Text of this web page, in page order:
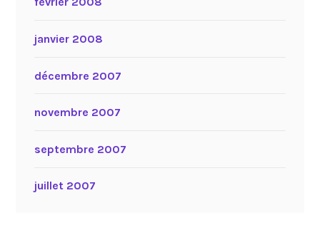
janvier 2008
décembre 2007
novembre 2007
septembre 2007
juillet 2007